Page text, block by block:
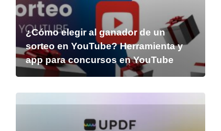
¿Cómo elegir al ganador de un
sorteo en YouTube? Herramienta y
app para concursos en YouTube